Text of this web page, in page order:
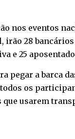
nos eventos
28 bancários
e 25
pegar a barca
os
que usarem